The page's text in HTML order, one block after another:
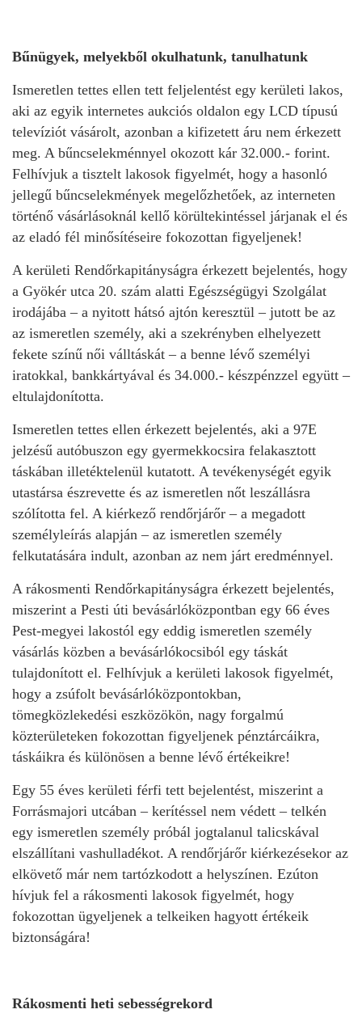
Bűnügyek, melyekből okulhatunk, tanulhatunk
Ismeretlen tettes ellen tett feljelentést egy kerületi lakos,
aki az egyik internetes aukciós oldalon egy LCD típusú
televíziót vásárolt, azonban a kifizetett áru nem érkezett
meg. A bűncselekménnyel okozott kár 32.000.- forint.
Felhívjuk a tisztelt lakosok figyelmét, hogy a hasonló
jellegű bűncselekmények megelőzhetőek, az interneten
történő vásárlásoknál kellő körültekintéssel járjanak el és
az eladó fél minősítéseire fokozottan figyeljenek!
A kerületi Rendőrkapitányságra érkezett bejelentés, hogy
a Gyökér utca 20. szám alatti Egészségügyi Szolgálat
irodájába – a nyitott hátsó ajtón keresztül – jutott be az
az ismeretlen személy, aki a szekrényben elhelyezett
fekete színű női válltáskát – a benne lévő személyi
iratokkal, bankkártyával és 34.000.- készpénzzel együtt –
eltulajdonította.
Ismeretlen tettes ellen érkezett bejelentés, aki a 97E
jelzésű autóbuszon egy gyermekkocsira felakasztott
táskában illetéktelenül kutatott. A tevékenységét egyik
utastársa észrevette és az ismeretlen nőt leszállásra
szólította fel. A kiérkező rendőrjárőr – a megadott
személyleírás alapján – az ismeretlen személy
felkutatására indult, azonban az nem járt eredménnyel.
A rákosmenti Rendőrkapitányságra érkezett bejelentés,
miszerint a Pesti úti bevásárlóközpontban egy 66 éves
Pest-megyei lakostól egy eddig ismeretlen személy
vásárlás közben a bevásárlókocsiból egy táskát
tulajdonított el. Felhívjuk a kerületi lakosok figyelmét,
hogy a zsúfolt bevásárlóközpontokban,
tömegközlekedési eszközökön, nagy forgalmú
közterületeken fokozottan figyeljenek pénztárcáikra,
táskáikra és különösen a benne lévő értékeikre!
Egy 55 éves kerületi férfi tett bejelentést, miszerint a
Forrásmajori utcában – kerítéssel nem védett – telkén
egy ismeretlen személy próbál jogtalanul talicskával
elszállítani vashulladékot. A rendőrjárőr kiérkezésekor az
elkövető már nem tartózkodott a helyszínen. Ezúton
hívjuk fel a rákosmenti lakosok figyelmét, hogy
fokozottan ügyeljenek a telkeiken hagyott értékeik
biztonságára!
Rákosmenti heti sebességrekord